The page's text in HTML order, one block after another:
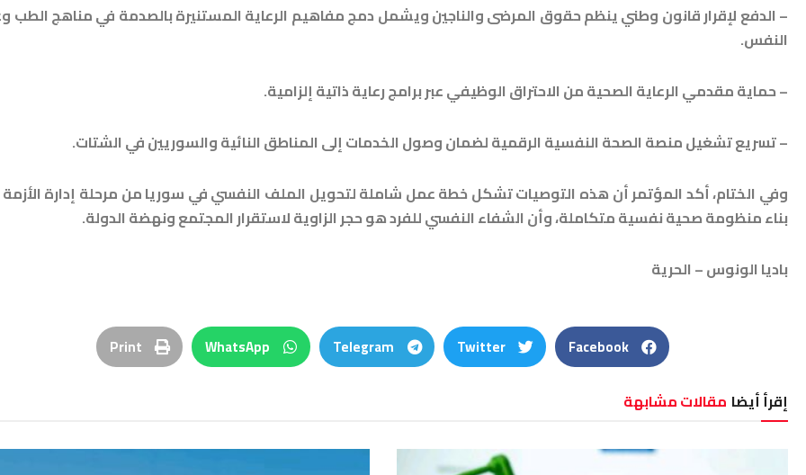
– الدفع لإقرار قانون وطني ينظم حقوق المرضى والناجين ويشمل دمج مفاهيم الرعاية المستنيرة بالصدمة في مناهج الطب
النفس.
– حماية مقدمي الرعاية الصحية من الاحتراق الوظيفي عبر برامج رعاية ذاتية إلزامية.
– تسريع تشغيل منصة الصحة النفسية الرقمية لضمان وصول الخدمات إلى المناطق النائية والسوريين في الشتات.
وفي الختام، أكد المؤتمر أن هذه التوصيات تشكل خطة عمل شاملة لتحويل الملف النفسي في سوريا من مرحلة إدارة الأزمة
بناء منظومة صحية نفسية متكاملة، وأن الشفاء النفسي للفرد هو حجر الزاوية لاستقرار المجتمع ونهضة الدولة.
باديا الونوس – الحرية
Facebook
Twitter
Telegram
WhatsApp
Print
إقرأ أيضا مقالات مشابهة